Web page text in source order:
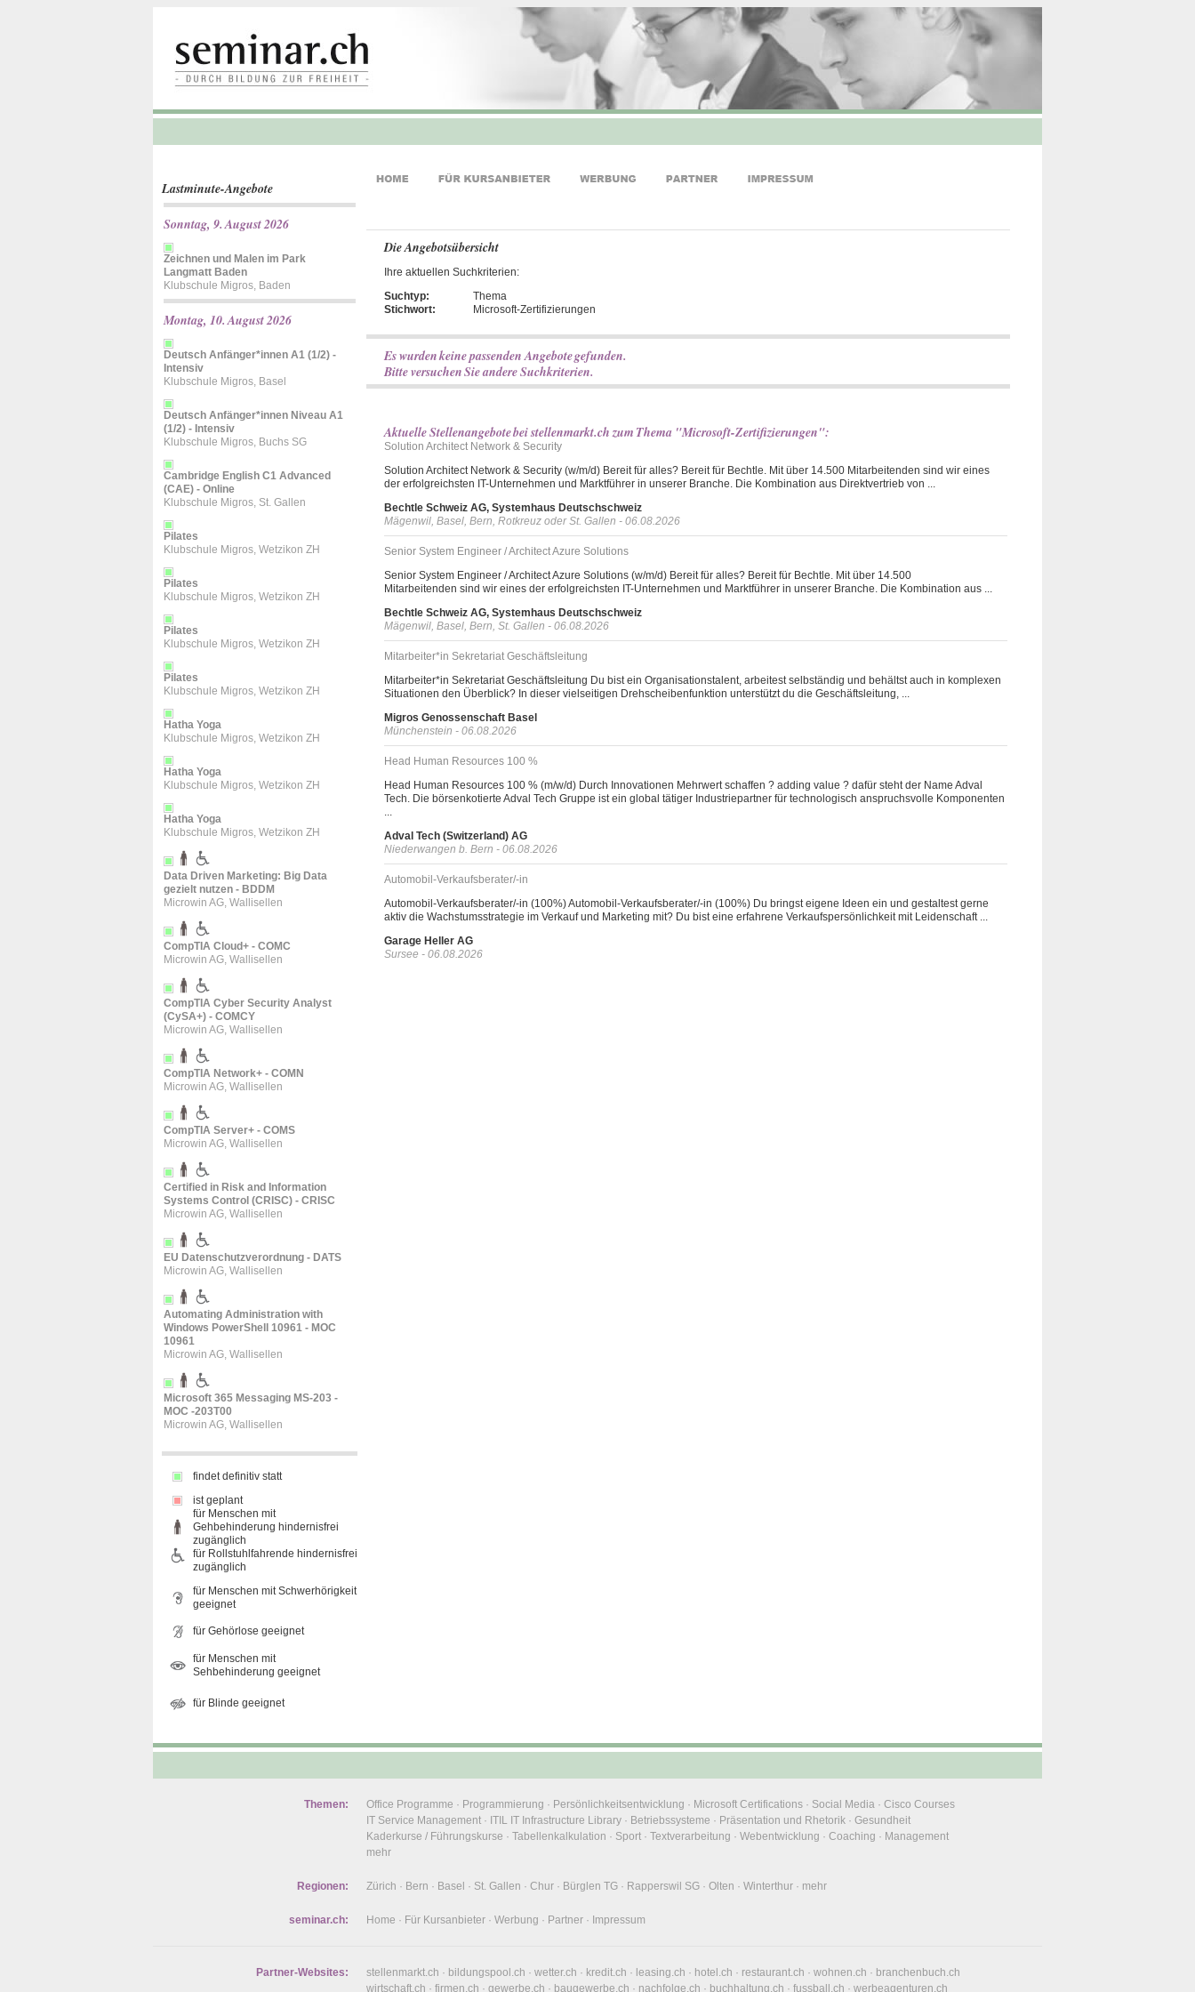
Lastminute-Angebote
Sonntag, 9. August 2026
Zeichnen und Malen im Park
Langmatt Baden
Klubschule Migros, Baden
Montag, 10. August 2026
Deutsch Anfänger*innen A1 (1/2) -
Intensiv
Klubschule Migros, Basel
Deutsch Anfänger*innen Niveau A1
(1/2) - Intensiv
Klubschule Migros, Buchs SG
Cambridge English C1 Advanced
(CAE) - Online
Klubschule Migros, St. Gallen
Pilates
Klubschule Migros, Wetzikon ZH
Pilates
Klubschule Migros, Wetzikon ZH
Pilates
Klubschule Migros, Wetzikon ZH
Pilates
Klubschule Migros, Wetzikon ZH
Hatha Yoga
Klubschule Migros, Wetzikon ZH
Hatha Yoga
Klubschule Migros, Wetzikon ZH
Hatha Yoga
Klubschule Migros, Wetzikon ZH
Data Driven Marketing: Big Data
gezielt nutzen - BDDM
Microwin AG, Wallisellen
CompTIA Cloud+ - COMC
Microwin AG, Wallisellen
CompTIA Cyber Security Analyst
(CySA+) - COMCY
Microwin AG, Wallisellen
CompTIA Network+ - COMN
Microwin AG, Wallisellen
CompTIA Server+ - COMS
Microwin AG, Wallisellen
Certified in Risk and Information
Systems Control (CRISC) - CRISC
Microwin AG, Wallisellen
EU Datenschutzverordnung - DATS
Microwin AG, Wallisellen
Automating Administration with
Windows PowerShell 10961 - MOC
10961
Microwin AG, Wallisellen
Microsoft 365 Messaging MS-203 -
MOC -203T00
Microwin AG, Wallisellen
findet definitiv statt
ist geplant
für Menschen mit
Gehbehinderung hindernisfrei
zugänglich
für Rollstuhlfahrende hindernisfrei
zugänglich
für Menschen mit Schwerhörigkeit
geeignet
für Gehörlose geeignet
für Menschen mit
Sehbehinderung geeignet
für Blinde geeignet
Die Angebotsübersicht
Ihre aktuellen Suchkriterien:
Suchtyp:
Thema
Stichwort:
Microsoft-Zertifizierungen
Es wurden keine passenden Angebote gefunden.
Bitte versuchen Sie andere Suchkriterien.
Aktuelle Stellenangebote bei stellenmarkt.ch zum Thema "Microsoft-Zertifizierungen":
Solution Architect Network & Security
Solution Architect Network & Security (w/m/d) Bereit für alles? Bereit für Bechtle. Mit über 14.500 Mitarbeitenden sind wir eines
der erfolgreichsten IT-Unternehmen und Marktführer in unserer Branche. Die Kombination aus Direktvertrieb von ...
Bechtle Schweiz AG, Systemhaus Deutschschweiz
Mägenwil, Basel, Bern, Rotkreuz oder St. Gallen - 06.08.2026
Senior System Engineer / Architect Azure Solutions
Senior System Engineer / Architect Azure Solutions (w/m/d) Bereit für alles? Bereit für Bechtle. Mit über 14.500
Mitarbeitenden sind wir eines der erfolgreichsten IT-Unternehmen und Marktführer in unserer Branche. Die Kombination aus ...
Bechtle Schweiz AG, Systemhaus Deutschschweiz
Mägenwil, Basel, Bern, St. Gallen - 06.08.2026
Mitarbeiter*in Sekretariat Geschäftsleitung
Mitarbeiter*in Sekretariat Geschäftsleitung Du bist ein Organisationstalent, arbeitest selbständig und behältst auch in komplexen
Situationen den Überblick? In dieser vielseitigen Drehscheibenfunktion unterstützt du die Geschäftsleitung, ...
Migros Genossenschaft Basel
Münchenstein - 06.08.2026
Head Human Resources 100 %
Head Human Resources 100 % (m/w/d) Durch Innovationen Mehrwert schaffen ? adding value ? dafür steht der Name Adval
Tech. Die börsenkotierte Adval Tech Gruppe ist ein global tätiger Industriepartner für technologisch anspruchsvolle Komponenten
...
Adval Tech (Switzerland) AG
Niederwangen b. Bern - 06.08.2026
Automobil-Verkaufsberater/-in
Automobil-Verkaufsberater/-in (100%) Automobil-Verkaufsberater/-in (100%) Du bringst eigene Ideen ein und gestaltest gerne
aktiv die Wachstumsstrategie im Verkauf und Marketing mit? Du bist eine erfahrene Verkaufspersönlichkeit mit Leidenschaft ...
Garage Heller AG
Sursee - 06.08.2026
Themen: Office Programme · Programmierung · Persönlichkeitsentwicklung · Microsoft Certifications · Social Media · Cisco Courses
IT Service Management · ITIL IT Infrastructure Library · Betriebssysteme · Präsentation und Rhetorik · Gesundheit
Kaderkurse / Führungskurse · Tabellenkalkulation · Sport · Textverarbeitung · Webentwicklung · Coaching · Management
mehr
Regionen: Zürich · Bern · Basel · St. Gallen · Chur · Bürglen TG · Rapperswil SG · Olten · Winterthur · mehr
seminar.ch: Home · Für Kursanbieter · Werbung · Partner · Impressum
Partner-Websites: stellenmarkt.ch · bildungspool.ch · wetter.ch · kredit.ch · leasing.ch · hotel.ch · restaurant.ch · wohnen.ch · branchenbuch.ch
wirtschaft.ch · firmen.ch · gewerbe.ch · baugewerbe.ch · nachfolge.ch · buchhaltung.ch · fussball.ch · werbeagenturen.ch